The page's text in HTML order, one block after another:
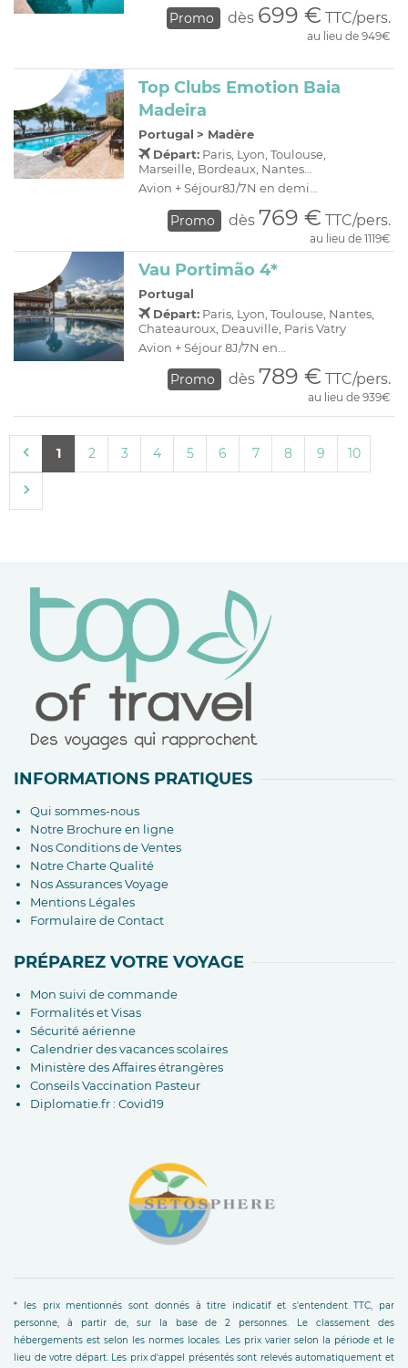
Promo dès 699 € TTC/pers.
au lieu de 949€
Top Clubs Emotion Baia
Madeira
Portugal > Madère
Départ: Paris, Lyon, Toulouse,
Marseille, Bordeaux, Nantes...
Avion + Séjour8J/7N en demi...
Promo dès 769 € TTC/pers.
au lieu de 1119€
Vau Portimão 4*
Portugal
Départ: Paris, Lyon, Toulouse, Nantes,
Chateauroux, Deauville, Paris Vatry
Avion + Séjour 8J/7N en...
Promo dès 789 € TTC/pers.
au lieu de 939€
1 2 3 4 5 6 7 8 9 10
INFORMATIONS PRATIQUES
Qui sommes-nous
Notre Brochure en ligne
Nos Conditions de Ventes
Notre Charte Qualité
Nos Assurances Voyage
Mentions Légales
Formulaire de Contact
PRÉPAREZ VOTRE VOYAGE
Mon suivi de commande
Formalités et Visas
Sécurité aérienne
Calendrier des vacances scolaires
Ministère des Affaires étrangères
Conseils Vaccination Pasteur
Diplomatie.fr : Covid19
* les prix mentionnés sont donnés à titre indicatif et s'entendent TTC, par
personne, à partir de, sur la base de 2 personnes. Le classement des
hébergements est selon les normes locales. Les prix varier selon la période et le
lieu de votre départ. Les prix d'appel présentés sont relevés automatiquement et